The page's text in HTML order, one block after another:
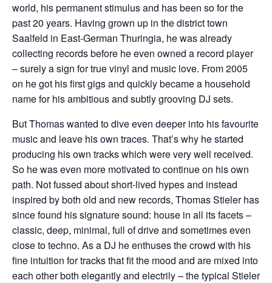
world, his permanent stimulus and has been so for the
past 20 years. Having grown up in the district town
Saalfeld in East-German Thuringia, he was already
collecting records before he even owned a record player
– surely a sign for true vinyl and music love. From 2005
on he got his first gigs and quickly became a household
name for his ambitious and subtly grooving DJ sets.
But Thomas wanted to dive even deeper into his favourite
music and leave his own traces. That’s why he started
producing his own tracks which were very well received.
So he was even more motivated to continue on his own
path. Not fussed about short-lived hypes and instead
inspired by both old and new records, Thomas Stieler has
since found his signature sound: house in all its facets –
classic, deep, minimal, full of drive and sometimes even
close to techno. As a DJ he enthuses the crowd with his
fine intuition for tracks that fit the mood and are mixed into
each other both elegantly and electrily – the typical Stieler